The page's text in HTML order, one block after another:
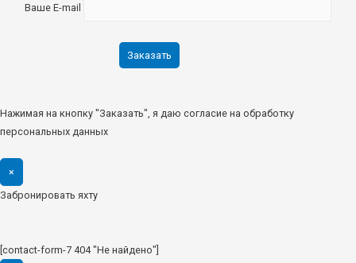
Ваше E-mail
Нажимая на кнопку "Заказать", я даю согласие на обработку
персональных данных
×
Забронировать яхту
[contact-form-7 404 "Не найдено"]